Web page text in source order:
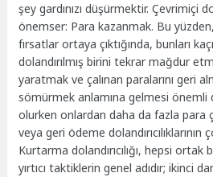
şey gardınızı düşürmektir. Çevrimiçi
önemser: Para kazanmak. Bu
fırsatlar ortaya çıktığında, bunları
dolandırılmış birini tekrar mağdur
yaratmak ve çalınan paralarını geri
sömürmek anlamına gelmesi önemli
olurken onlardan daha da fazla para
veya geri ödeme dolandırıcılıklarının
Kurtarma dolandırıcılığı, hepsi
yırtıcı taktiklerin genel adıdır; ikinci